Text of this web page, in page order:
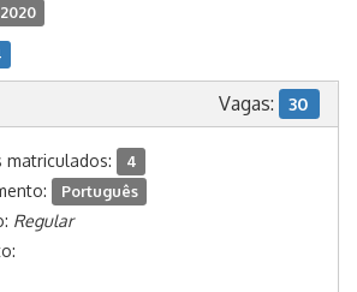
2020
Vagas: 30
matriculados: 4
Português
Regular